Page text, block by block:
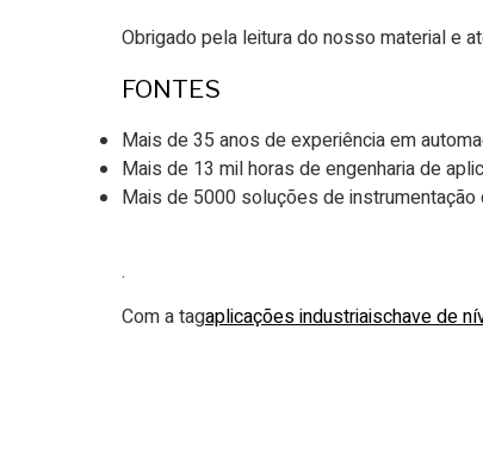
Obrigado pela leitura do nosso material e
FONTES
Mais de 35 anos de experiência em
Mais de 13 mil horas de engenharia de
Mais de 5000 soluções de instrumentação
.
Com a tagaplicações industriaischave de